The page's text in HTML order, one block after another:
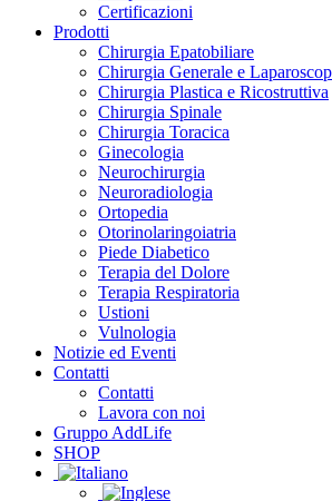
Certificazioni
Prodotti
Chirurgia Epatobiliare
Chirurgia Generale e
Chirurgia Plastica e Ricostruttiva
Chirurgia Spinale
Chirurgia Toracica
Ginecologia
Neurochirurgia
Neuroradiologia
Ortopedia
Otorinolaringoiatria
Piede Diabetico
Terapia del Dolore
Terapia Respiratoria
Ustioni
Vulnologia
Notizie ed Eventi
Contatti
Contatti
Lavora con noi
Gruppo AddLife
SHOP